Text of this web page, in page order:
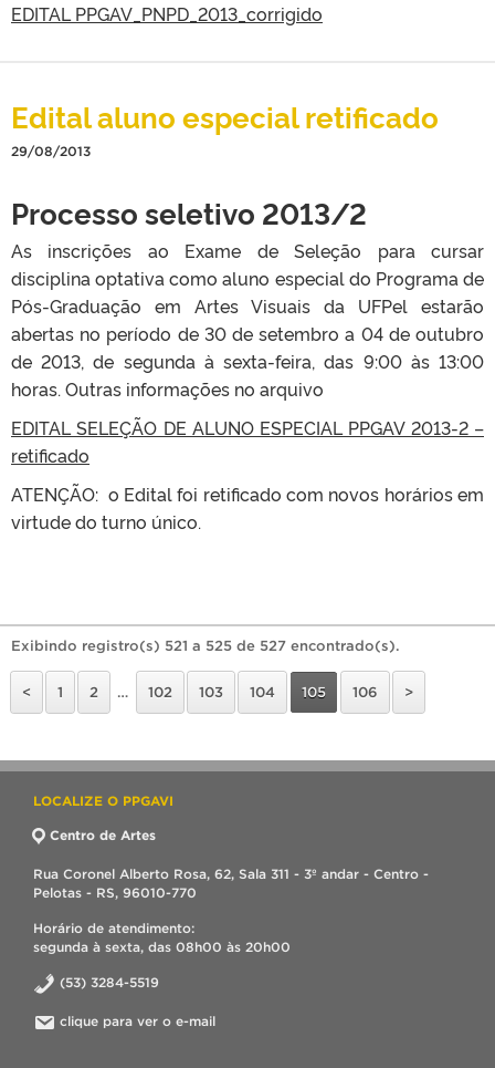
EDITAL PPGAV_PNPD_2013_corrigido
Edital aluno especial retificado
29/08/2013
Processo seletivo 2013/2
As inscrições ao Exame de Seleção para cursar
disciplina optativa como aluno especial do Programa de
Pós-Graduação em Artes Visuais da UFPel estarão
abertas no período de 30 de setembro a 04 de outubro
de 2013, de segunda à sexta-feira, das 9:00 às 13:00
horas. Outras informações no arquivo
EDITAL SELEÇÃO DE ALUNO ESPECIAL PPGAV 2013-2 –
retificado
ATENÇÃO: o Edital foi retificado com novos horários em
virtude do turno único.
Exibindo registro(s) 521 a 525 de 527 encontrado(s).
< 1 2 … 102 103 104 105 106 >
LOCALIZE O PPGAVI
Centro de Artes
Rua Coronel Alberto Rosa, 62, Sala 311 - 3º andar - Centro -
Pelotas - RS, 96010-770
Horário de atendimento:
segunda à sexta, das 08h00 às 20h00
(53) 3284-5519
clique para ver o e-mail